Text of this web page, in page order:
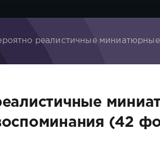
реалистичные
(42